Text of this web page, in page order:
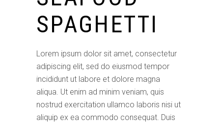
SPAGHETTI
Lorem ipsum dolor sit amet, consectetur
adipiscing elit, sed do eiusmod tempor
incididunt ut labore et dolore magna
aliqua. Ut enim ad minim veniam, quis
nostrud exercitation ullamco laboris nisi ut
aliquip ex ea commodo consequat. Duis